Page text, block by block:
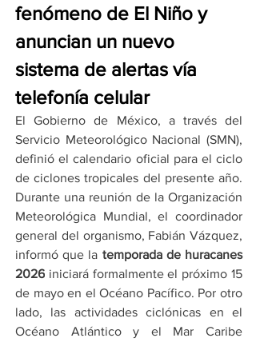
fenómeno de El Niño y
anuncian un nuevo
sistema de alertas vía
telefonía celular
El Gobierno de México, a través del
Servicio Meteorológico Nacional (SMN),
definió el calendario oficial para el ciclo
de ciclones tropicales del presente año.
Durante una reunión de la Organización
Meteorológica Mundial, el coordinador
general del organismo, Fabián Vázquez,
informó que la temporada de huracanes
2026 iniciará formalmente el próximo 15
de mayo en el Océano Pacífico. Por otro
lado, las actividades ciclónicas en el
Océano Atlántico y el Mar Caribe